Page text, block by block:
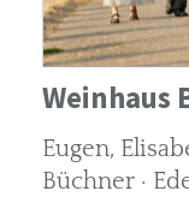
Weinhaus
Eugen,
Büchner ·